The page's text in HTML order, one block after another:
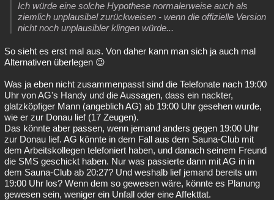
Ich würde eine solche Hypothese normalerweise auch als
ziemlich unplausibel zurückweisen - wenn die offizielle Version
nicht noch unplausibler klingen würde...
So sieht es erst mal aus. Von daher kann man sich ja auch mal
Alternativen überlegen 😉
Was ja eben nicht zusammenpasst sind die Telefonate nach 19:00
Uhr von AG's Handy und die Aussagen, dass ein nackter,
glatzköpfiger Mann (angeblich AG) ab 19:00 Uhr gesehen wurde,
wie er zur Donau lief (17 Zeugen).
Das könnte aber passen, wenn jemand anders gegen 19:00 Uhr
zur Donau lief. AG könnte in dem Fall aus dem Sauna-Club mit
dem Arbeitskollegen telefoniert haben, und danach seinem Freund
die SMS geschickt haben. Nur was passierte dann mit AG in in
dem Sauna-Club ab 20:27? Und weshalb lief jemand bereits um
19:00 Uhr los? Wenn dem so gewesen wäre, könnte es Planung
gewesen sein, weniger ein Unfall oder eine Affekttat.